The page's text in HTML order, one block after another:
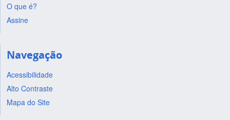
O que é?
Assine
Navegação
Acessibilidade
Alto Contraste
Mapa do Site